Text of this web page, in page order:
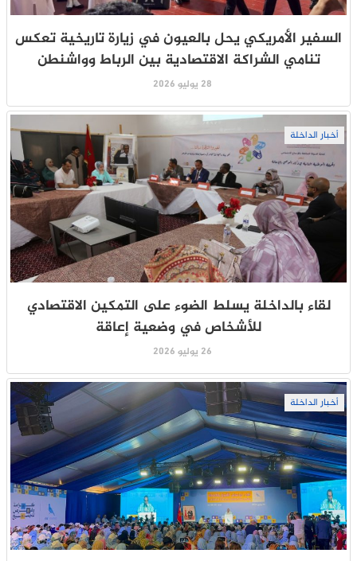
السفير الأمريكي يحل بالعيون في زيارة تاريخية تعكس
تنامي الشراكة الاقتصادية بين الرباط وواشنطن
28 يوليو 2026
أخبار الداخلة
لقاء بالداخلة يسلط الضوء على التمكين الاقتصادي
للأشخاص في وضعية إعاقة
26 يوليو 2026
أخبار الداخلة